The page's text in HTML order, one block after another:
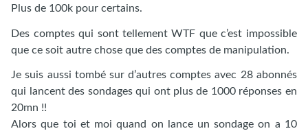
Plus de 100k pour certains.
Des comptes qui sont tellement WTF que c’est impossible
que ce soit autre chose que des comptes de manipulation.
Je suis aussi tombé sur d’autres comptes avec 28 abonnés
qui lancent des sondages qui ont plus de 1000 réponses en
20mn !!
Alors que toi et moi quand on lance un sondage on a 10